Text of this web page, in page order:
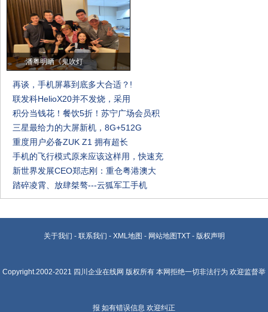
潘粤明晒《鬼吹灯
再谈，手机屏幕到底多大合适？!
联发科HelioX20并不发烧，采用
积分当钱花！餐饮5折！苏宁广场会员积
三星最给力的大屏新机，8G+512G
重度用户必备ZUK Z1 拥有超长
手机的飞行模式原来应该这样用，快速充
新世界发展CEO郑志刚：重仓粤港澳大
踏碎凌霄、放肆桀骜---云狐军工手机
关于我们 - 联系我们 - XML地图 - 网站地图TXT- 版权声明
Copyright.2002-2021 四川企业在线网 版权所有 本网拒绝一切非法行为 欢迎监督举
报 如有错误信息 欢迎纠正